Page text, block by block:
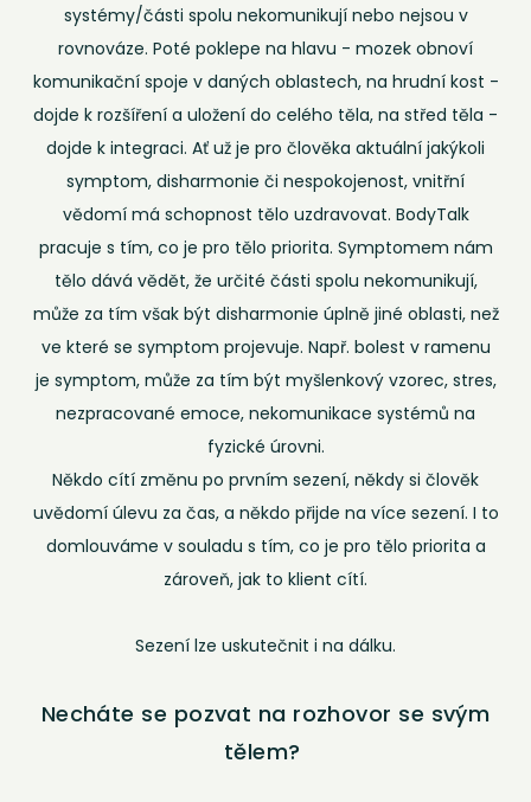
systémy/části spolu nekomunikují nebo nejsou v
rovnováze. Poté poklepe na hlavu - mozek obnoví
komunikační spoje v daných oblastech, na hrudní kost -
dojde k rozšíření a uložení do celého těla, na střed těla -
dojde k integraci. Ať už je pro člověka aktuální jakýkoli
symptom, disharmonie či nespokojenost, vnitřní
vědomí má schopnost tělo uzdravovat. BodyTalk
pracuje s tím, co je pro tělo priorita. Symptomem nám
tělo dává vědět, že určité části spolu nekomunikují,
může za tím však být disharmonie úplně jiné oblasti, než
ve které se symptom projevuje. Např. bolest v ramenu
je symptom, může za tím být myšlenkový vzorec, stres,
nezpracované emoce, nekomunikace systémů na
fyzické úrovni.
Někdo cítí změnu po prvním sezení, někdy si člověk
uvědomí úlevu za čas, a někdo přijde na více sezení. I to
domlouváme v souladu s tím, co je pro tělo priorita a
zároveň, jak to klient cítí.
Sezení lze uskutečnit i na dálku.
Necháte se pozvat na rozhovor se svým
tělem?